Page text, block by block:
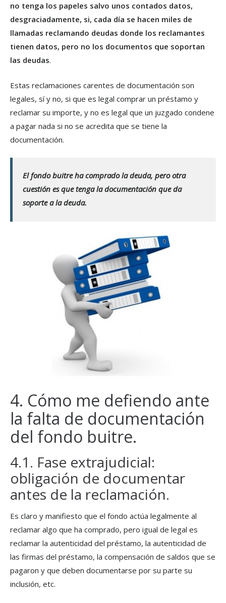
no tenga los papeles salvo unos contados datos,
desgraciadamente, si, cada día se hacen miles de
llamadas reclamando deudas donde los reclamantes
tienen datos, pero no los documentos que soportan
las deudas.
Estas reclamaciones carentes de documentación son
legales, sí y no, si que es legal comprar un préstamo y
reclamar su importe, y no es legal que un juzgado condene
a pagar nada si no se acredita que se tiene la
documentación.
El fondo buitre ha comprado la deuda, pero otra
cuestión es que tenga la documentación que da
soporte a la deuda.
4. Cómo me defiendo ante
la falta de documentación
del fondo buitre.
4.1. Fase extrajudicial:
obligación de documentar
antes de la reclamación.
Es claro y manifiesto que el fondo actúa legalmente al
reclamar algo que ha comprado, pero igual de legal es
reclamar la autenticidad del préstamo, la autenticidad de
las firmas del préstamo, la compensación de saldos que se
pagaron y que deben documentarse por su parte su
inclusión, etc.